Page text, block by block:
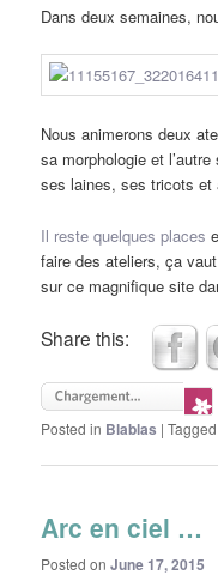
Dans deux semaines,
Nous animerons deux
sa morphologie et
ses laines, ses tricots et
Il reste quelques places
faire des ateliers, ça
sur ce magnifique site
Share this:
Posted in Blablas |Tagged
Arc en ciel …
Posted onJune 17, 2015